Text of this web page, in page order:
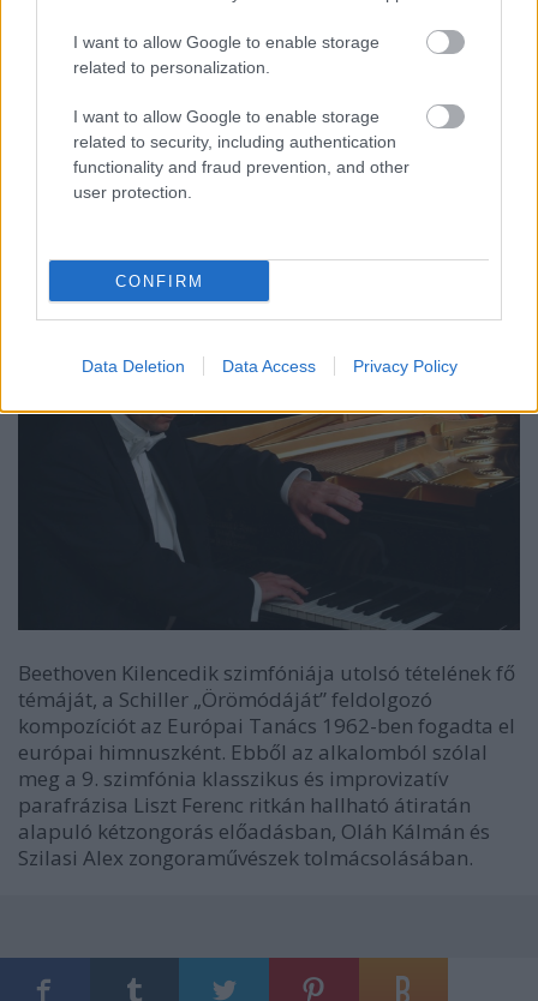
I want to allow Google to enable storage
related to personalization.
I want to allow Google to enable storage
related to security, including authentication
functionality and fraud prevention, and other
user protection.
CONFIRM
Data Deletion Data Access Privacy Policy
Mécs Károly színművész és az Auer Quartet zenés-
irodalmi összeállítását láthatták-hallhatták az
érdeklődők Beethoven leveleiből és az azokat
illusztráló zeneművekből.
„A Kilencedik”
Beethoven Kilencedik szimfóniája utolsó tételének fő
témáját, a Schiller „Örömódáját” feldolgozó
kompozíciót az Európai Tanács 1962-ben fogadta el
európai himnuszként. Ebből az alkalomból szólal
meg a 9. szimfónia klasszikus és improvizatív
parafrázisa Liszt Ferenc ritkán hallható átiratán
alapuló kétzongorás előadásban, Oláh Kálmán és
Szilasi Alex zongoraművészek tolmácsolásában.